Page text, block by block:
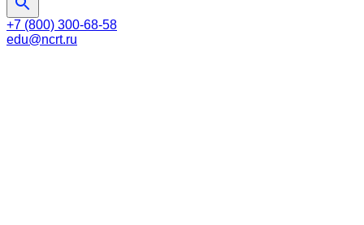
+7 (800) 300-68-58
edu@ncrt.ru